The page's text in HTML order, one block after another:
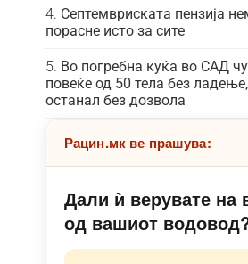
Септемвриската пензија
порасне исто за сите
Во погребна куќа во САД
повеќе од 50 тела без
останал без дозвола
Рацин.мк ве прашува:
Дали ѝ верувате на
од вашиот